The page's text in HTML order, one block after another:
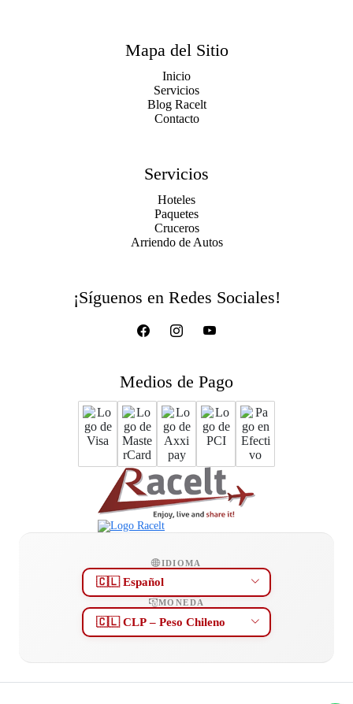
Mapa del Sitio
Inicio
Servicios
Blog Racelt
Contacto
Servicios
Hoteles
Paquetes
Cruceros
Arriendo de Autos
¡Síguenos en Redes Sociales!
Medios de Pago
IDIOMA
MONEDA